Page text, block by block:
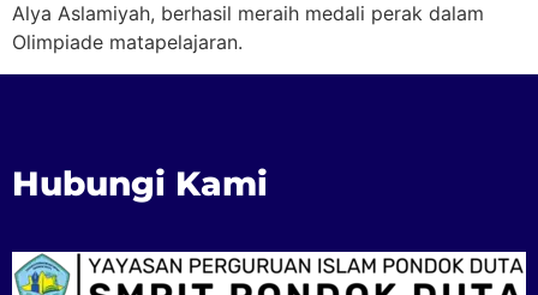
Alya Aslamiyah, berhasil meraih medali perak dalam
Olimpiade matapelajaran.
Hubungi Kami